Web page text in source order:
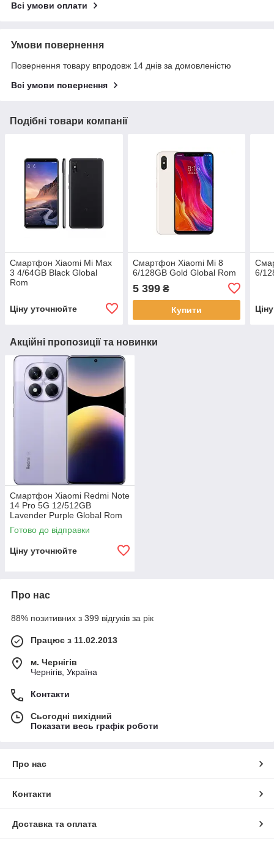
Всі умови оплати
Умови повернення
Повернення товару впродовж 14 днів за домовленістю
Всі умови повернення
Подібні товари компанії
Смартфон Xiaomi Mi Max
3 4/64GB Black Global
Rom
Ціну уточнюйте
Смартфон Xiaomi Mi 8
6/128GB Gold Global Rom
5 399₴
Купити
6/
Акційні пропозиції та новинки
Смартфон Xiaomi Redmi Note
14 Pro 5G 12/512GB
Lavender Purple Global Rom
Готово до відправки
Ціну уточнюйте
Про нас
88% позитивних з 399 відгуків за рік
Працює з 11.02.2013
м. Чернігів
Чернігів, Україна
Контакти
Сьогодні вихідний
Показати весь графік роботи
Про нас
Контакти
Доставка та оплата